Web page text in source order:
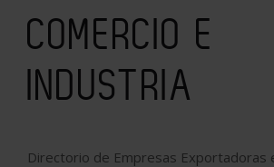
COMERCIO E
INDUSTRIA
Directorio de Empresas Exportadoras